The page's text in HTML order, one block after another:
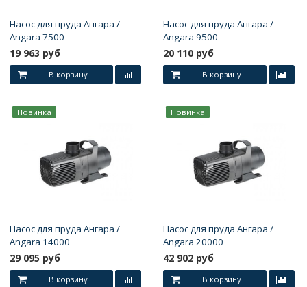
Насос для пруда Ангара /
Angara 7500
19 963 руб
В корзину
Насос для пруда Ангара /
Angara 9500
20 110 руб
В корзину
Новинка
Насос для пруда Ангара /
Angara 14000
29 095 руб
В корзину
Новинка
Насос для пруда Ангара /
Angara 20000
42 902 руб
В корзину